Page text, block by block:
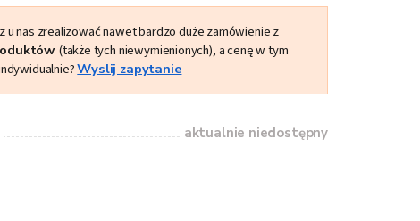
u nas zrealizować nawet bardzo duże zamówienie z
(także tych niewymienionych), a cenę w tym
Wyslij zapytanie
aktualnie niedostępny